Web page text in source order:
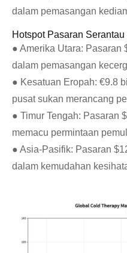
dalam pemasangan
Hotspot Pasaran
● Amerika Utara: Pasaran
dalam pemasangan
● Kesatuan Eropah: €9.8
pusat sukan merancang
● Timur Tengah: Pasaran
memacu permintaan
● Asia-Pasifik: Pasaran
dalam kemudahan